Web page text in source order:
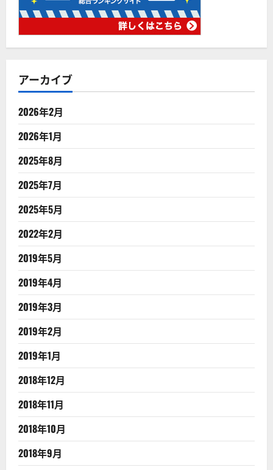
アーカイブ
2026年2月
2026年1月
2025年8月
2025年7月
2025年5月
2022年2月
2019年5月
2019年4月
2019年3月
2019年2月
2019年1月
2018年12月
2018年11月
2018年10月
2018年9月